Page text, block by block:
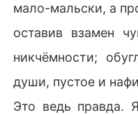
мало-мальски, а
оставив взамен
никчёмности;
души, пустое и
Это ведь правда.